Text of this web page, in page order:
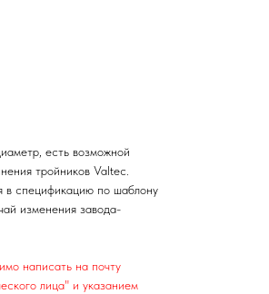
есть возможной
тройников Valtec.
в спецификацию по шаблону
изменения завода-
написать на почту
лица" и указанием